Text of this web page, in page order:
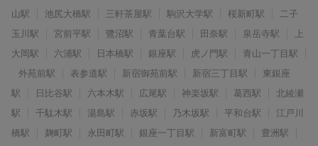
山駅
池尻大橋駅 三軒茶屋駅 駒沢大学駅 桜新町駅
二子
玉川駅
宮前平駅 鷺沼駅 青葉台駅 田奈駅 泉岳寺駅
上
大岡駅
六浦駅 日本橋駅 銀座駅 虎ノ門駅
青山一丁目駅
外苑前駅
表参道駅 新宿御苑前駅 新宿三丁目駅
東銀座
駅
日比谷駅 六本木駅 広尾駅 神楽坂駅 葛西駅
北綾瀬
駅
千駄木駅 湯島駅 赤坂駅 乃木坂駅 平和台駅
江戸川
橋駅
麹町駅 永田町駅 銀座一丁目駅 新富町駅
豊洲駅